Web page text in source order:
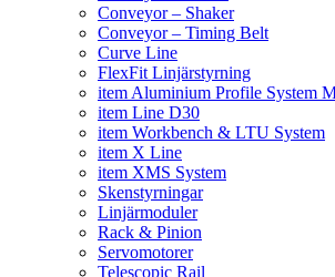
Conveyor – Shaker
Conveyor – Timing Belt
Curve Line
FlexFit Linjärstyrning
item Aluminium Profile System
item Line D30
item Workbench & LTU System
item X Line
item XMS System
Skenstyrningar
Linjärmoduler
Rack & Pinion
Servomotorer
Telescopic Rail